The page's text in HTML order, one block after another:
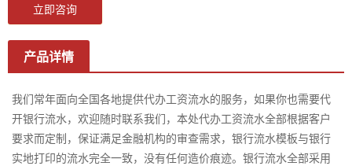
立即咨询
产品详情
我们常年面向全国各地提供代办工资流水的服务，如果你也需要代
开银行流水，欢迎随时联系我们，本处代办工资流水全部根据客户
要求而定制，保证满足金融机构的审查需求，银行流水模板与银行
实地打印的流水完全一致，没有任何造价痕迹。银行流水全部采用